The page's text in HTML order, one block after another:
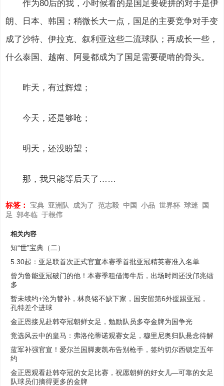
作为80后的我，小时候看的是国足要硬拼的对手是伊
朗、日本、韩国；稍微长大一点，国足的主要竞争对手变
成了沙特、伊拉克、叙利亚这些二流球队；再成长一些，
什么泰国、越南、阿曼都成为了国足需要硬啃的骨头。
昨天，有过辉煌；
今天，还是够呛；
明天，还没盼望；
那，我只能等后天了……
标签： 宝典 亚洲队 成为了 范志毅 中国 小品 世界杯 球迷
国
足 郭冬临 于根伟
相关内容
知“世”宝典（二）
5.30起：亚足联首次正式官宣本赛季首批亚冠精英赛准入名单
曾为鲁能亚冠破门的他！本赛季租借海牛后，出场时间还没邝兆镭
多
暂未续约+沦为替补，林良铭不缺下家，国安留第6外援踢亚冠，
孔特差个进球
金正恩接见赴韩夺冠朝鲜女足，勉励队员多夺金牌为国争光
竞选风云中的皇马：弗洛伦蒂诺观赛女足，穆里尼奥归队悬念待解
蓝军补强官宣！爱尔兰国脚麦凯布告别枪手，签约切尔西锁定五年
约
金正恩观看赴韩夺冠的女足比赛，祝愿朝鲜的好女儿—可靠的女足
队球员们摘得更多的金牌